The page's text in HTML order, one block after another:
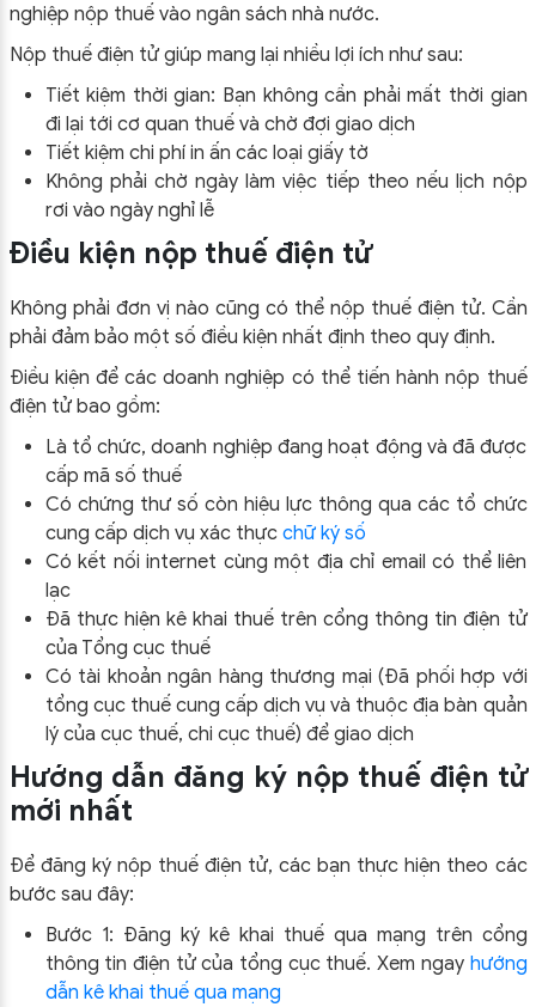
nghiệp nộp thuế vào ngân sách nhà nước.
Nộp thuế điện tử giúp mang lại nhiều lợi ích như sau:
Tiết kiệm thời gian: Bạn không cần phải mất thời gian
đi lại tới cơ quan thuế và chờ đợi giao dịch
Tiết kiệm chi phí in ấn các loại giấy tờ
Không phải chờ ngày làm việc tiếp theo nếu lịch nộp
rơi vào ngày nghỉ lễ
Điều kiện nộp thuế điện tử
Không phải đơn vị nào cũng có thể nộp thuế điện tử. Cần
phải đảm bảo một số điều kiện nhất định theo quy định.
Điều kiện để các doanh nghiệp có thể tiến hành nộp thuế
điện tử bao gồm:
Là tổ chức, doanh nghiệp đang hoạt động và đã được
cấp mã số thuế
Có chứng thư số còn hiệu lực thông qua các tổ chức
cung cấp dịch vụ xác thực chữ ký số
Có kết nối internet cùng một địa chỉ email có thể liên
lạc
Đã thực hiện kê khai thuế trên cổng thông tin điện tử
của Tổng cục thuế
Có tài khoản ngân hàng thương mại (Đã phối hợp với
tổng cục thuế cung cấp dịch vụ và thuộc địa bàn quản
lý của cục thuế, chi cục thuế) để giao dịch
Hướng dẫn đăng ký nộp thuế điện tử
mới nhất
Để đăng ký nộp thuế điện tử, các bạn thực hiện theo các
bước sau đây:
Bước 1: Đăng ký kê khai thuế qua mạng trên cổng
thông tin điện tử của tổng cục thuế. Xem ngay hướng
dẫn kê khai thuế qua mạng